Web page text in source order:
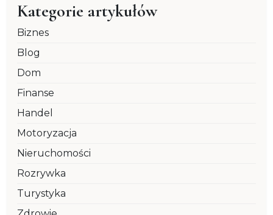
Kategorie artykułów
Biznes
Blog
Dom
Finanse
Handel
Motoryzacja
Nieruchomości
Rozrywka
Turystyka